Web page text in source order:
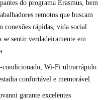
Bertone fazem dele um local
desejam se estabelecer com
do programa Erasmus, bem
remotos que buscam
conexões rápidas, vida social
se sentir verdadeiramente em
condicionado, Wi-Fi ultrarrápido
confortável e memorável.
garante excelentes